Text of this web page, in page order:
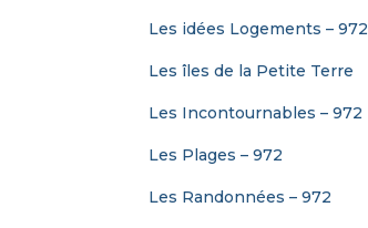
Les idées Logements – 972
Les îles de la Petite Terre
Les Incontournables – 972
Les Plages – 972
Les Randonnées – 972